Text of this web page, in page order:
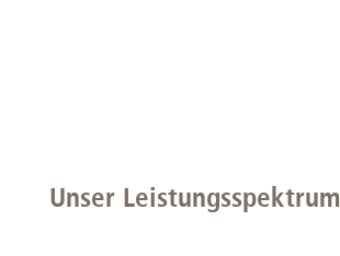
Unser Leistungsspektrum